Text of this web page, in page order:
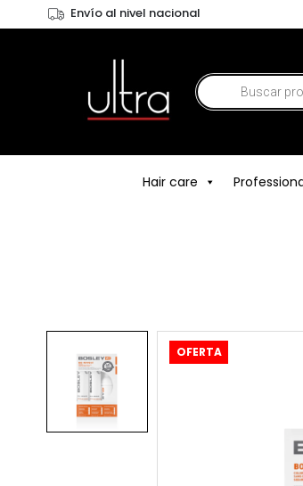
Envío al nivel nacional
Hair care
OFERTA